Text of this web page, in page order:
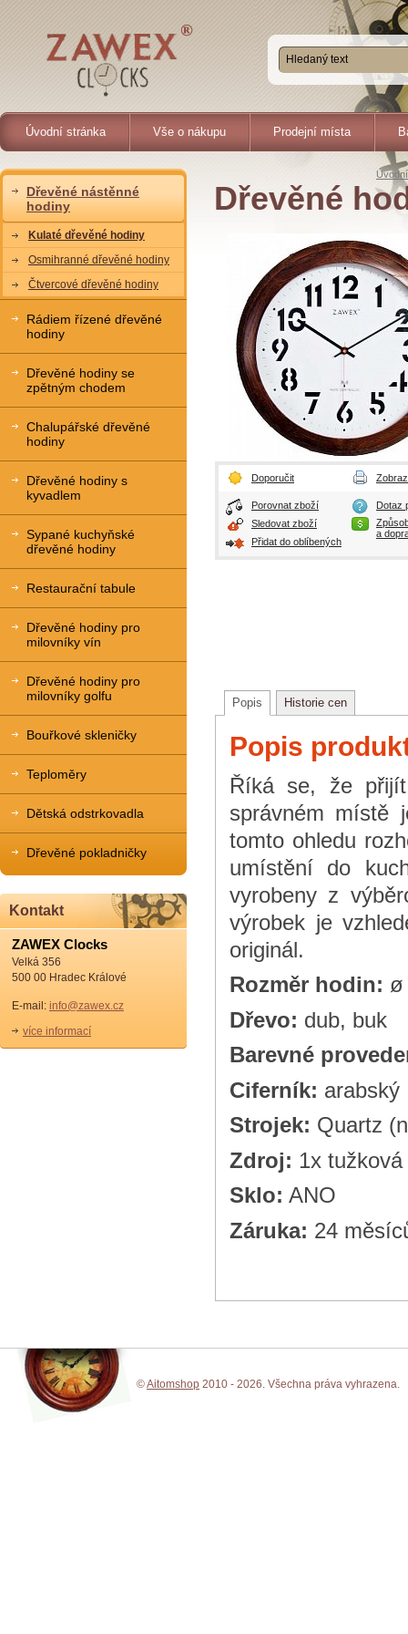
Úvodní stránka Vše o nákupu Prodejní místa
Dřevěné
Doporučit
Porovnat zboží
Sledovat zboží
Přidat do oblíbených
Dotaz
a
Popis Historie cen
Popis
Říká se, že
správném místě
tomto ohledu
umístění do
vyrobeny z
výrobek je
originál.
Rozměr hodin: ø
Dřevo: dub, buk
Barevné
Ciferník: arabský
Strojek: Quartz
Zdroj: 1x
Sklo: ANO
Záruka: 24
Dřevěné nástěnné
hodiny
Kulaté dřevěné hodiny
Osmihranné dřevěné hodiny
Čtvercové dřevěné hodiny
Rádiem řízené dřevěné
hodiny
Dřevěné hodiny se
zpětným chodem
Chalupářské dřevěné
hodiny
Dřevěné hodiny s
kyvadlem
Sypané kuchyňské
dřevěné hodiny
Restaurační tabule
Dřevěné hodiny pro
milovníky vín
Dřevěné hodiny pro
milovníky golfu
Bouřkové skleničky
Teploměry
Dětská odstrkovadla
Dřevěné pokladničky
Kontakt
ZAWEX Clocks
Velká 356
500 00 Hradec Králové
E-mail: info@zawex.cz
více informací
©Aitomshop 2010 - 2026. Všechna práva vyhrazena.